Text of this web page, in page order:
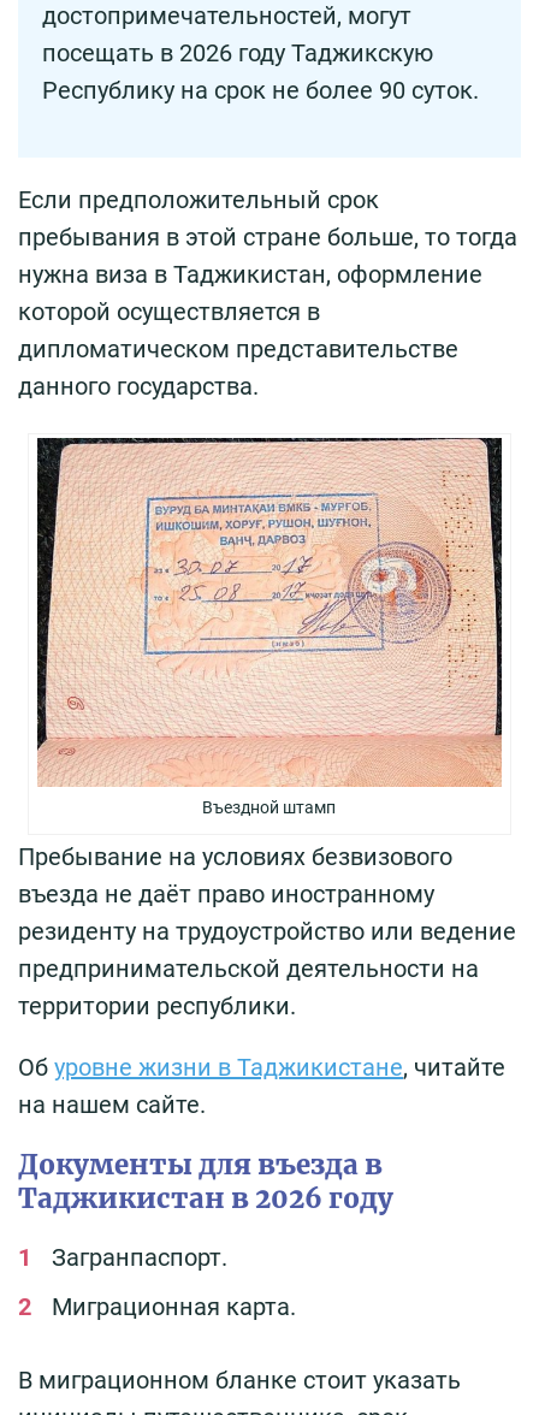
достопримечательностей, могут
посещать в 2026 году Таджикскую
Республику на срок не более 90 суток.
Если предположительный срок
пребывания в этой стране больше, то тогда
нужна виза в Таджикистан, оформление
которой осуществляется в
дипломатическом представительстве
данного государства.
Въездной штамп
Пребывание на условиях безвизового
въезда не даёт право иностранному
резиденту на трудоустройство или ведение
предпринимательской деятельности на
территории республики.
Об уровне жизни в Таджикистане, читайте
на нашем сайте.
Документы для въезда в
Таджикистан в 2026 году
Загранпаспорт.
Миграционная карта.
В миграционном бланке стоит указать